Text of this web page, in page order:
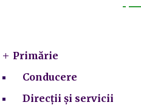
Primărie
Conducere
Direcții și servicii